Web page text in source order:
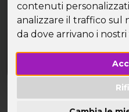
contenuti
analizzare il traffico sul
da dove arrivano i nostri